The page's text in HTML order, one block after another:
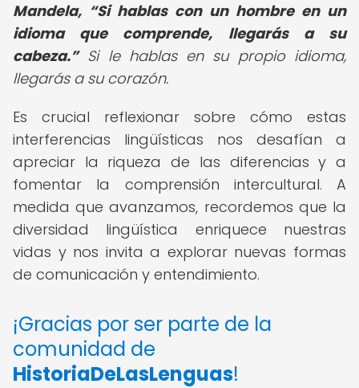
Mandela,
Si hablas con un hombre en un
idioma que comprende, llegarás a su
cabeza. Si le hablas en su propio idioma,
llegarás a su corazón.
Es crucial reflexionar sobre cómo estas
interferencias lingüísticas nos desafían a
apreciar la riqueza de las diferencias y a
fomentar la comprensión intercultural. A
medida que avanzamos, recordemos que la
diversidad lingüística enriquece nuestras
vidas y nos invita a explorar nuevas formas
de comunicación y entendimiento.
¡Gracias por ser parte de la
comunidad de
HistoriaDeLasLenguas!